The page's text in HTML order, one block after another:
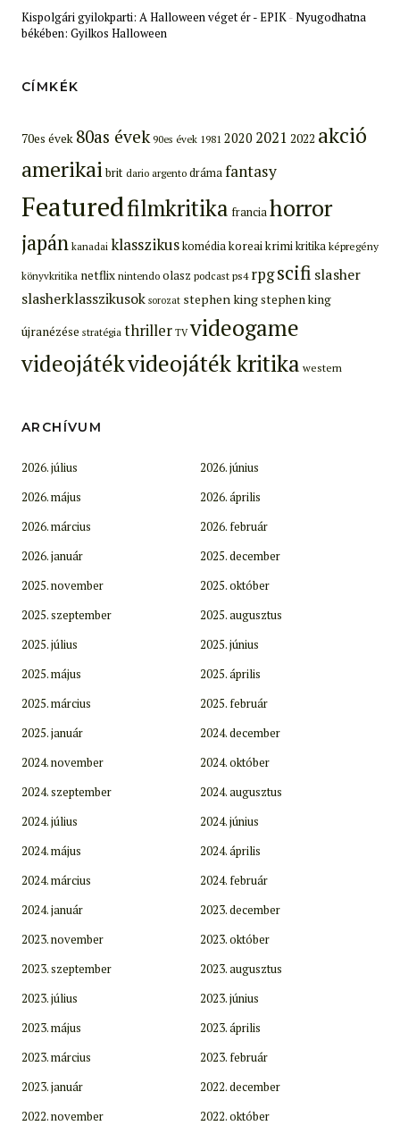
Kispolgári gyilokparti: A Halloween véget ér - EPIK-Nyugodhatna
békében: Gyilkos Halloween
CÍMKÉK
70es évek 80as évek 90es évek 1981 2020 2021 2022 akció
amerikaibrit dario argento drámafantasy
Featuredfilmkritika franciahorror
japán kanadai klasszikuskomédiakoreaikrimikritikaképregény
könyvkritika netflix nintendo olasz podcast ps4 rpgscifi slasher
slasherklasszikusok sorozat stephen kingstephen king
újranézése stratégia thriller TV videogame
videojátékvideojáték kritika western
ARCHÍVUM
2026. július
2026. június
2026. május
2026. április
2026. március
2026. február
2026. január
2025. december
2025. november
2025. október
2025. szeptember
2025. augusztus
2025. július
2025. június
2025. május
2025. április
2025. március
2025. február
2025. január
2024. december
2024. november
2024. október
2024. szeptember
2024. augusztus
2024. július
2024. június
2024. május
2024. április
2024. március
2024. február
2024. január
2023. december
2023. november
2023. október
2023. szeptember
2023. augusztus
2023. július
2023. június
2023. május
2023. április
2023. március
2023. február
2023. január
2022. december
2022. november
2022. október